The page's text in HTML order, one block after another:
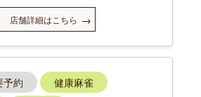
店舗詳細はこちら
予約
健康麻雀